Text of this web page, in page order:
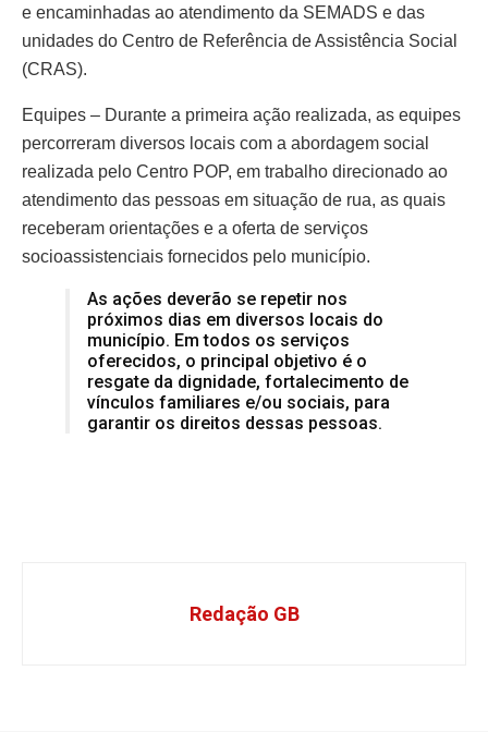
e encaminhadas ao atendimento da SEMADS e das
unidades do Centro de Referência de Assistência Social
(CRAS).
Equipes – Durante a primeira ação realizada, as equipes
percorreram diversos locais com a abordagem social
realizada pelo Centro POP, em trabalho direcionado ao
atendimento das pessoas em situação de rua, as quais
receberam orientações e a oferta de serviços
socioassistenciais fornecidos pelo município.
As ações deverão se repetir nos
próximos dias em diversos locais do
município. Em todos os serviços
oferecidos, o principal objetivo é o
resgate da dignidade, fortalecimento de
vínculos familiares e/ou sociais, para
garantir os direitos dessas pessoas.
Redação GB